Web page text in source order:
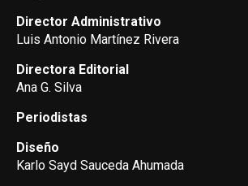
Director Administrativo
Luis Antonio Martínez Rivera
Directora Editorial
Ana G. Silva
Periodistas
Diseño
Karlo Sayd Sauceda Ahumada